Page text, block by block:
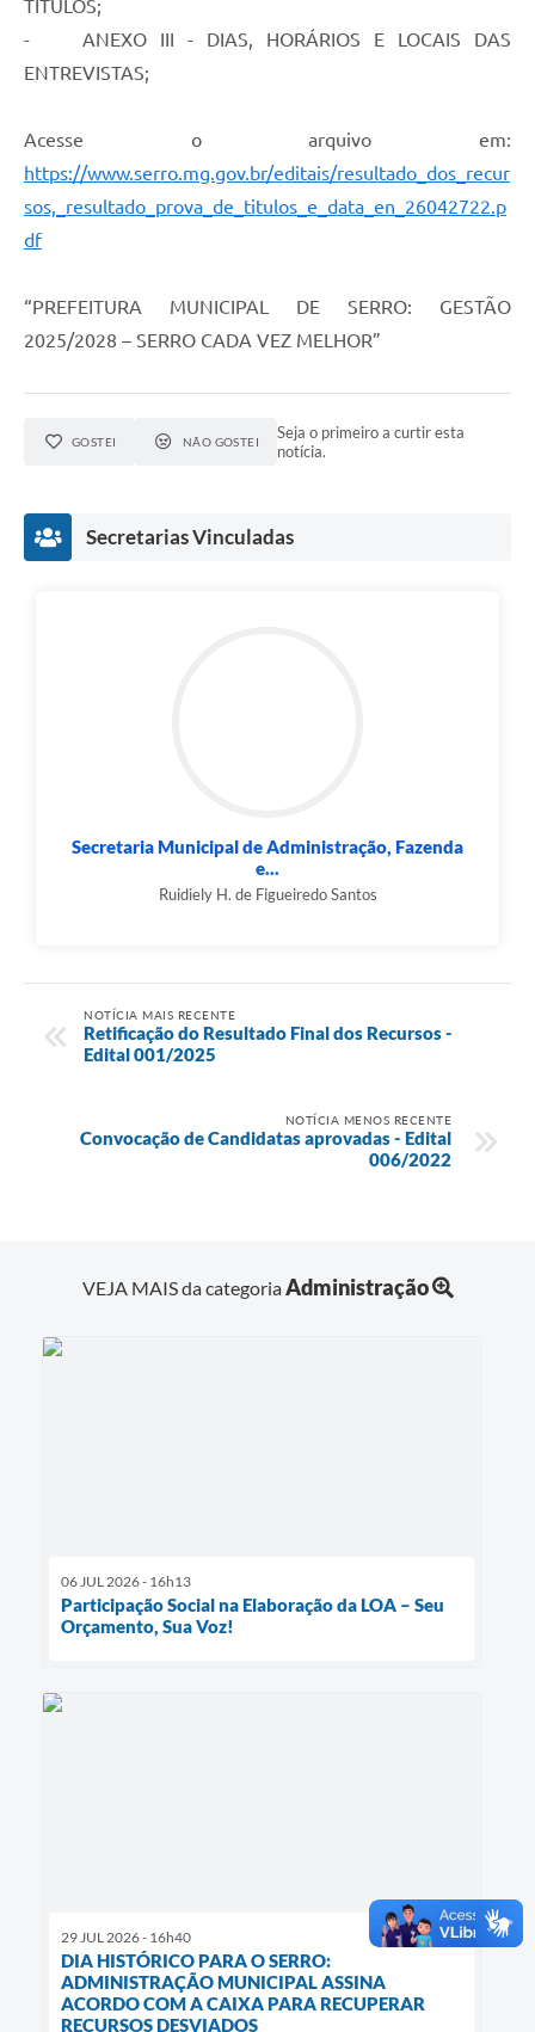
Galeria de Vídeos
Diário Oficial
Contratos, Convênios e Publicações MROSC
Contato
TÍTULOS;
- ANEXO III - DIAS, HORÁRIOS E LOCAIS DAS
ENTREVISTAS;
Acesse o arquivo em:
https://www.serro.mg.gov.br/editais/resultado_dos_recur
sos,_resultado_prova_de_titulos_e_data_en_26042722.p
df
“PREFEITURA MUNICIPAL DE SERRO: GESTÃO
2025/2028 – SERRO CADA VEZ MELHOR”
GOSTEI NÃO GOSTEI
Seja o primeiro a curtir esta
notícia.
Secretarias Vinculadas
Secretaria Municipal de Administração, Fazenda
e...
Ruidiely H. de Figueiredo Santos
NOTÍCIA MAIS RECENTE
Retificação do Resultado Final dos Recursos -
Edital 001/2025
NOTÍCIA MENOS RECENTE
Convocação de Candidatas aprovadas - Edital
006/2022
VEJA MAIS da categoriaAdministração
06 JUL 2026 - 16h13
Participação Social na Elaboração da LOA – Seu
Orçamento, Sua Voz!
29 JUL 2026 - 16h40
DIA HISTÓRICO PARA O SERRO:
ADMINISTRAÇÃO MUNICIPAL ASSINA
ACORDO COM A CAIXA PARA RECUPERAR
RECURSOS DESVIADOS